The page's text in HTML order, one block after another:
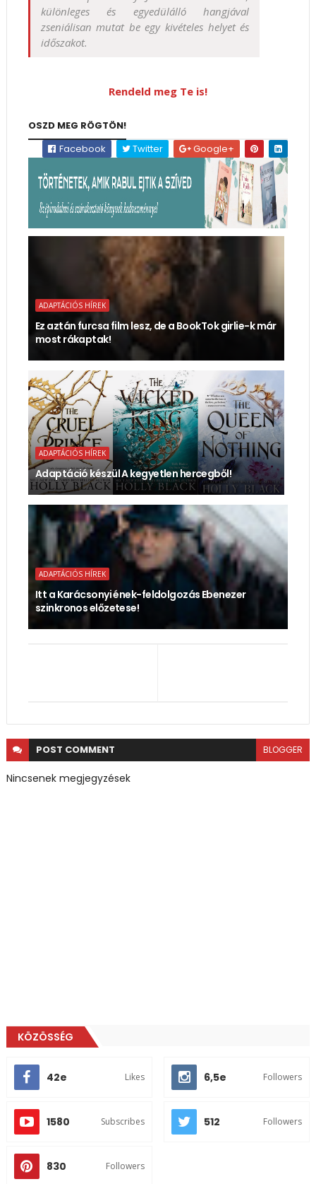
különleges és egyedülálló hangjával
zseniálisan mutat be egy kivételes helyet és
időszakot.
Rendeld meg Te is!
OSZD MEG RÖGTÖN!
Facebook
Twitter Google+
ADAPTÁCIÓS HÍREK
Ez aztán furcsa film lesz, de a BookTok girlie-k már
most rákaptak!
ADAPTÁCIÓS HÍREK
Adaptáció készül A kegyetlen hercegből!
ADAPTÁCIÓS HÍREK
Itt a Karácsonyi ének-feldolgozás Ebenezer
szinkronos előzetese!
POST COMMENT BLOGGER
Nincsenek megjegyzések
KÖZÖSSÉG
42e Likes 6,5e Followers
1580 Subscribes 512 Followers
830 Followers